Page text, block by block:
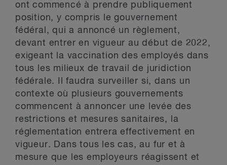
ont commencé à prendre publiquement
position, y compris le gouvernement
fédéral, qui a annoncé un règlement,
devant entrer en vigueur au début de 2022,
exigeant la vaccination des employés dans
tous les milieux de travail de juridiction
fédérale. Il faudra surveiller si, dans un
contexte où plusieurs gouvernements
commencent à annoncer une levée des
restrictions et mesures sanitaires, la
réglementation entrera effectivement en
vigueur. Dans tous les cas, au fur et à
mesure que les employeurs réagissent et